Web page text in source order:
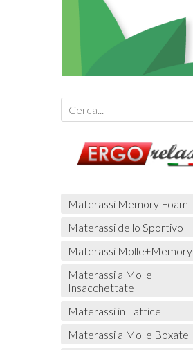
Materassi Memory Foam
Materassi dello Sportivo
Materassi Molle+Memory
Materassi a Molle
Insacchettate
Materassi in Lattice
Materassi a Molle Boxate